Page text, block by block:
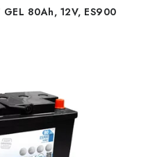
GEL 80Ah, 12V, ES900